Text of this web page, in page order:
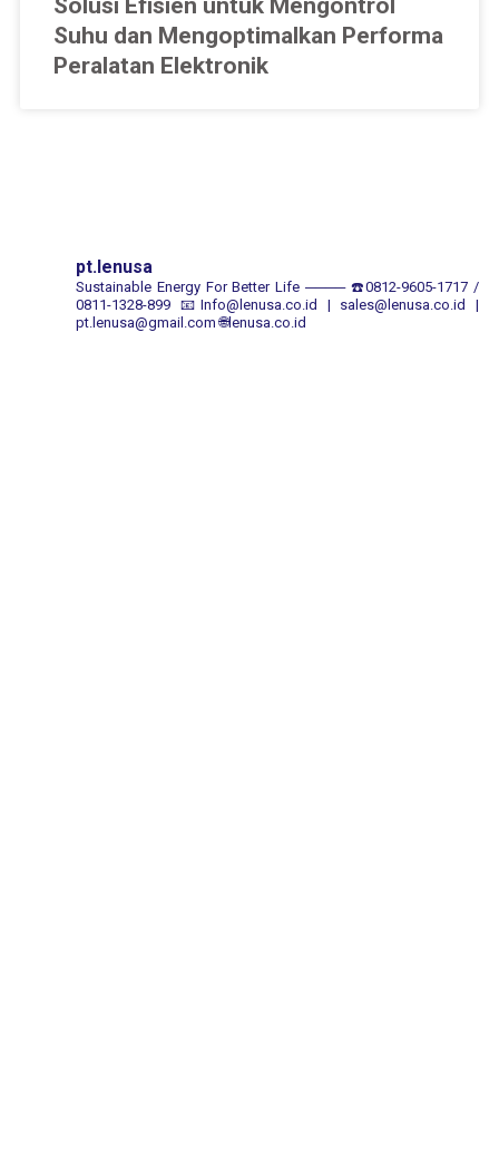
Solusi Efisien untuk Mengontrol
Suhu dan Mengoptimalkan Performa
Peralatan Elektronik
pt.lenusa
Sustainable Energy For Better Life ────☎️0812-9605-1717 /
0811-1328-899 📧Info@lenusa.co.id | sales@lenusa.co.id |
pt.lenusa@gmail.com 🌐lenusa.co.id